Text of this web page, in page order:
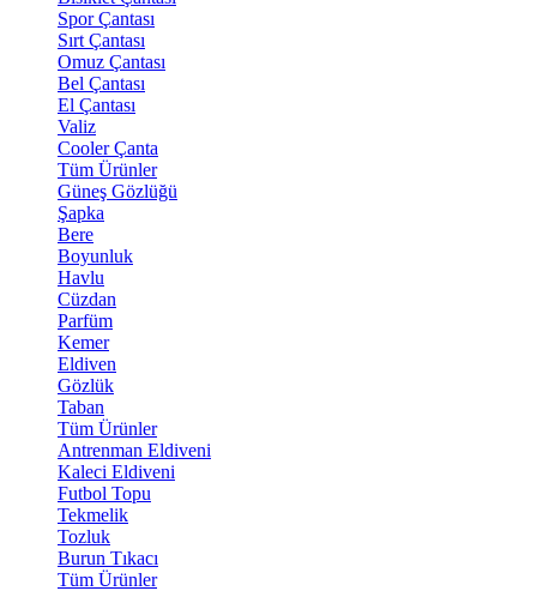
Spor Çantası
Sırt Çantası
Omuz Çantası
Bel Çantası
El Çantası
Valiz
Cooler Çanta
Tüm Ürünler
Güneş Gözlüğü
Şapka
Bere
Boyunluk
Havlu
Cüzdan
Parfüm
Kemer
Eldiven
Gözlük
Taban
Tüm Ürünler
Antrenman Eldiveni
Kaleci Eldiveni
Futbol Topu
Tekmelik
Tozluk
Burun Tıkacı
Tüm Ürünler